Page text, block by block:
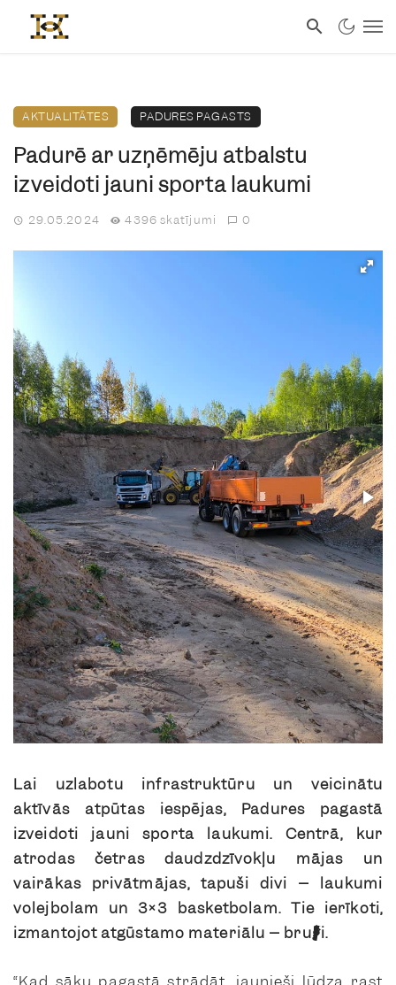
AKTUALITĀTES PADURES PAGASTS
Padurē ar uzņēmēju atbalstu
izveidoti jauni sporta laukumi
29.05.2024 4396 skatījumi 0
Lai uzlabotu infrastruktūru un veicinātu
aktīvās atpūtas iespējas, Padures pagastā
izveidoti jauni sporta laukumi. Centrā, kur
atrodas četras daudzdzīvokļu mājas un
vairākas privātmājas, tapuši divi – laukumi
volejbolam un 3×3 basketbolam. Tie ierīkoti,
izmantojot atgūstamo materiālu – bruģi.